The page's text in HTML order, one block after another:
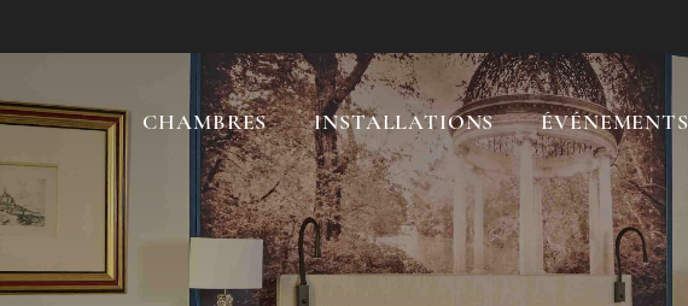
CHAMBRES INSTALLATIONS ÉVÉNEMENTS